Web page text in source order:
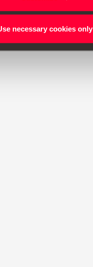
necessary cookies only